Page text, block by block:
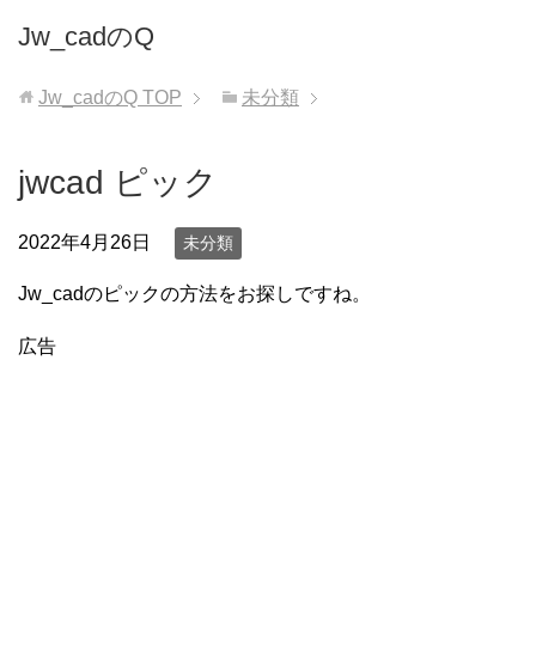
Jw_cadのQ
Jw_cadのQ TOP 未分類
jwcad ピック
2022年4月26日 未分類
Jw_cadのピックの方法をお探しですね。
広告